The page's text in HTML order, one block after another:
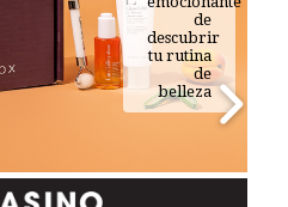
de
descubrir
tu rutina
de
belleza